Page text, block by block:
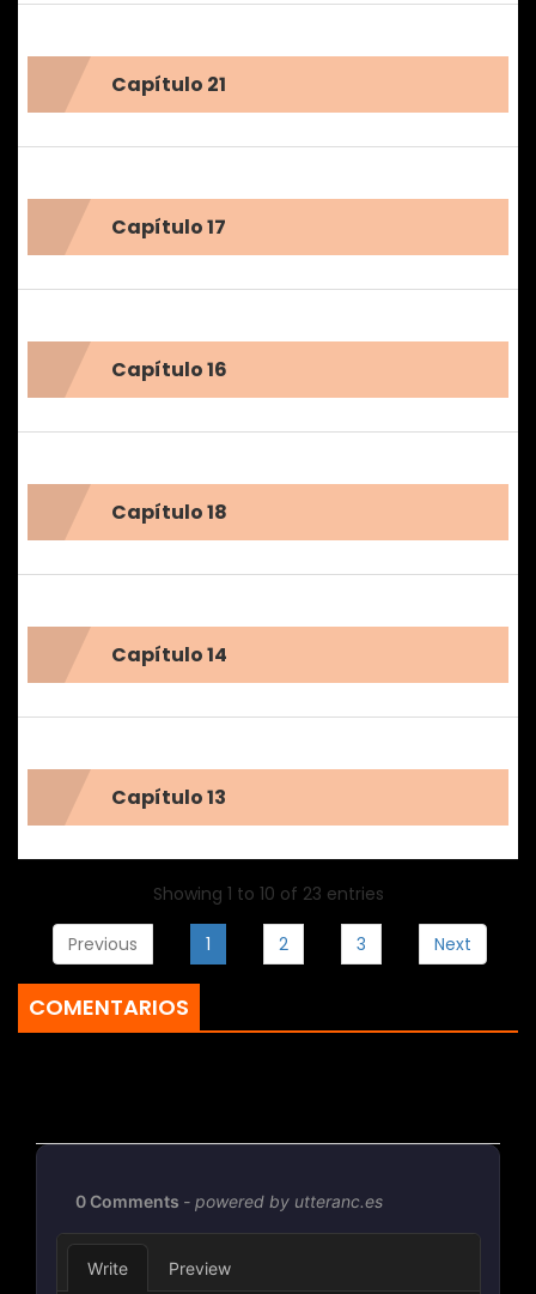
Capítulo 21
Capítulo 17
Capítulo 16
Capítulo 18
Capítulo 14
Capítulo 13
Showing 1 to 10 of 23 entries
Previous 1 2 3 Next
COMENTARIOS